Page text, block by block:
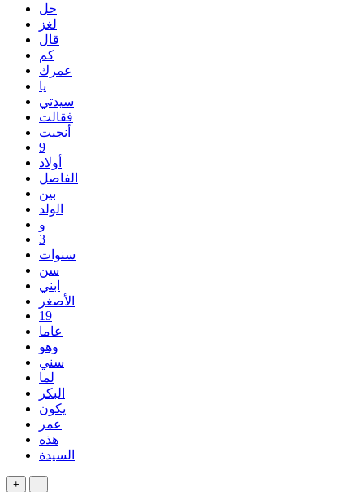
حل
لغز
قال
كم
عمرك
يا
سيدتي
فقالت
أنجبت
9
أولاد
الفاصل
بين
الولد
و
3
سنوات
سن
ابني
الأصغر
19
عاما
وهو
سني
لما
البكر
يكون
عمر
هذه
السيدة